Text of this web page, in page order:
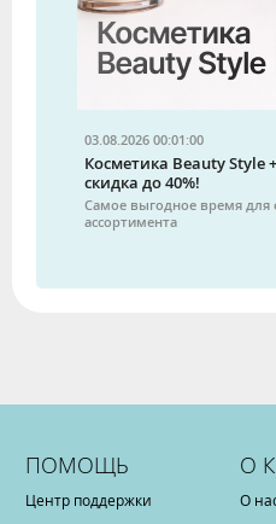
03.08.2026 00:01:00
Косметика Beauty Style
скидка до 40%!
Самое выгодное время для
ассортимента
ПОМОЩЬ
Центр поддержки
О
О